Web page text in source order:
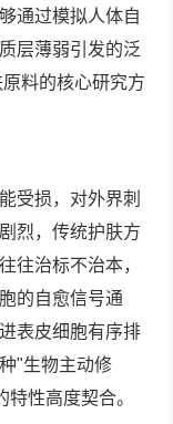
通过模拟人体自
层薄弱引发的泛
料的核心研究方
受损，对外界刺
烈，传统护肤方
往治标不治本，
的自愈信号通
表皮细胞有序排
"生物主动修
性高度契合。